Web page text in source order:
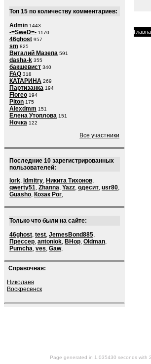
Топ 15 по количеству комментариев:
Admin 1443
-=SweD=- 1170
46ghost 957
sm 825
Виталий Мазепа 591
dasha-k 355
бакшевист 340
FAQ 318
КАТАРИНА 269
Партизанка 194
Floreo 194
Piton 175
Alexdmm 151
Елена Утоплова 151
Ночка 122
Все участники
Последние 10 зарегистрированных
пользователей:
lork, ldmitry, Никита Тихонов,
qwerty51, Zhanna, Yazz, одесит, usr80,
Guasho, Козак Рог,
Только что были на сайте:
46ghost, test, JemesBond885,
Прессер, antoniok, BHop, Oldman,
Pumcha, ves, Gaw,
Справочная:
Николаев
Воскресенск
Page generated in 1.035430 seconds with